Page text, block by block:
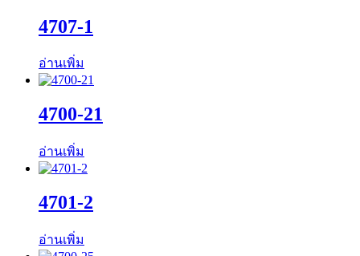
4707-1
อ่านเพิ่ม
4700-21
อ่านเพิ่ม
4701-2
อ่านเพิ่ม